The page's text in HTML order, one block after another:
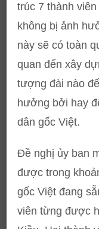
trúc 7 thành
không bị ảnh
này sẽ có toàn
quan đến xây
tượng đài nào
hưởng bởi hay
dân gốc Việt.
Đề nghị ủy ban
được trong
gốc Việt đang
viên từng được